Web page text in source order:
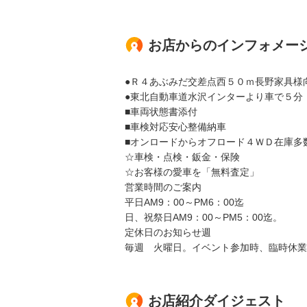
お店からのインフォメー
●Ｒ４あぶみだ交差点西５０ｍ長野家具様
●東北自動車道水沢インターより車で５分
■車両状態書添付
■車検対応安心整備納車
■オンロードからオフロード４ＷＤ在庫多
☆車検・点検・鈑金・保険
☆お客様の愛車を「無料査定」
営業時間のご案内
平日AM9：00～PM6：00迄
日、祝祭日AM9：00～PM5：00迄。
定休日のお知らせ週
毎週 火曜日。イベント参加時、臨時休業
お店紹介ダイジェスト